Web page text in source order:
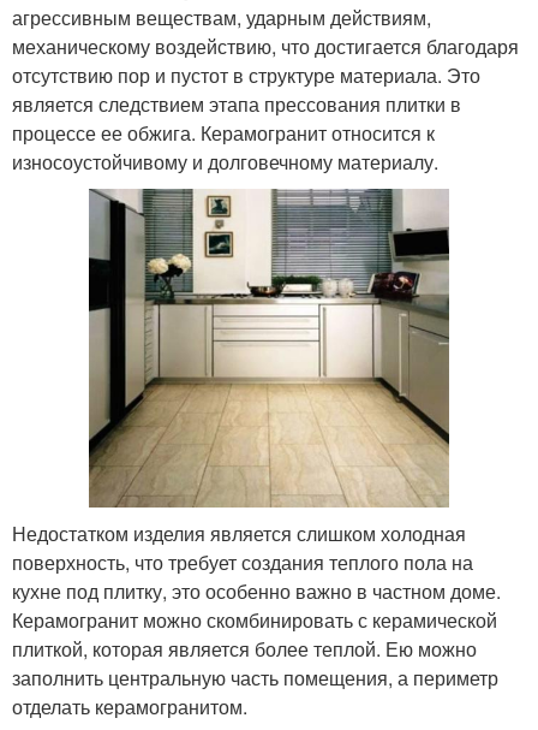
агрессивным веществам, ударным действиям,
механическому воздействию, что достигается благодаря
отсутствию пор и пустот в структуре материала. Это
является следствием этапа прессования плитки в
процессе ее обжига. Керамогранит относится к
износоустойчивому и долговечному материалу.
Недостатком изделия является слишком холодная
поверхность, что требует создания теплого пола на
кухне под плитку, это особенно важно в частном доме.
Керамогранит можно скомбинировать с керамической
плиткой, которая является более теплой. Ею можно
заполнить центральную часть помещения, а периметр
отделать керамогранитом.